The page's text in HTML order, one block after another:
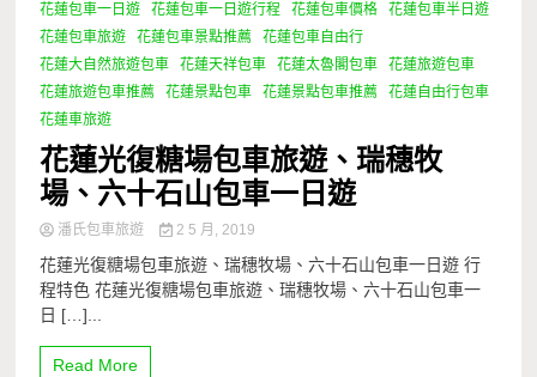
花蓮包車一日遊
花蓮包車一日遊行程 花蓮包車價格
花蓮包車半日遊
花蓮包車旅遊
花蓮包車景點推薦
花蓮包車自由行
花蓮大自然旅遊包車
花蓮天祥包車 花蓮太魯閣包車
花蓮旅遊包車
花蓮旅遊包車推薦
花蓮景點包車 花蓮景點包車推薦
花蓮自由行包車
花蓮車旅遊
花蓮光復糖場包車旅遊、瑞穗牧
場、六十石山包車一日遊
潘氏包車旅遊 2 5 月, 2019
花蓮光復糖場包車旅遊、瑞穗牧場、六十石山包車一日遊 行
程特色 花蓮光復糖場包車旅遊、瑞穗牧場、六十石山包車一
日 […]...
Read More